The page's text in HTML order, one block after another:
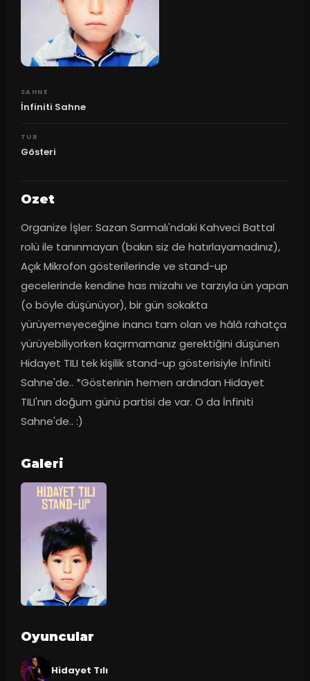
SAHNE
İnfiniti Sahne
TUR
Gösteri
Ozet
Organize İşler: Sazan Sarmalı'ndaki Kahveci Battal
rolü ile tanınmayan (bakın siz de hatırlayamadınız),
Açık Mikrofon gösterilerinde ve stand-up
gecelerinde kendine has mizahı ve tarzıyla ün yapan
(o böyle düşünüyor), bir gün sokakta
yürüyemeyeceğine inancı tam olan ve hâlâ rahatça
yürüyebiliyorken kaçırmamanız gerektiğini düşünen
Hidayet TILI tek kişilik stand-up gösterisiyle İnfiniti
Sahne'de.. *Gösterinin hemen ardından Hidayet
TILI'nın doğum günü partisi de var. O da İnfiniti
Sahne'de.. :)
Galeri
Oyuncular
Hidayet Tılı